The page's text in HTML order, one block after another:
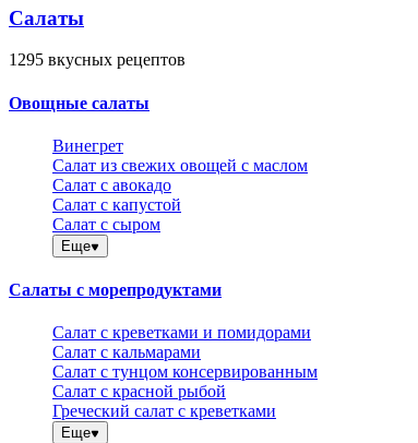
Салаты
1295 вкусных рецептов
Овощные салаты
Винегрет
Салат из свежих овощей с маслом
Салат с авокадо
Салат с капустой
Салат с сыром
Еще
Салаты с морепродуктами
Салат с креветками и помидорами
Салат с кальмарами
Салат с тунцом консервированным
Салат с красной рыбой
Греческий салат с креветками
Еще